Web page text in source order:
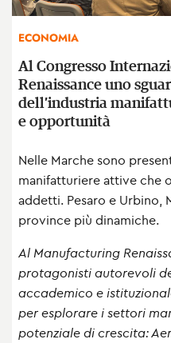
ECONOMIA
Al Congresso
Renaissance uno
dell’industria
e opportunità
Nelle Marche sono
manifatturiere attive che
addetti. Pesaro e Urbino,
province più dinamiche.
Al Manufacturing
protagonisti autorevoli
accademico e
per esplorare i settori
potenziale di crescita: